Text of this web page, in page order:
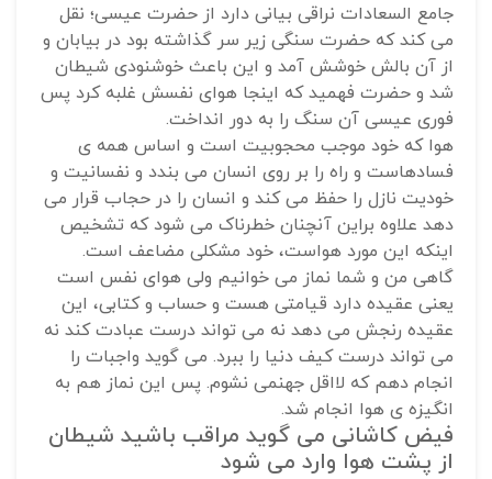
جامع السعادات نراقی بیانی دارد از حضرت عیسی؛ نقل
می کند که حضرت سنگی زیر سر گذاشته بود در بیابان و
از آن بالش خوشش آمد و این باعث خوشنودی شیطان
شد و حضرت فهمید که اینجا هوای نفسش غلبه کرد پس
فوری عیسی آن سنگ را به دور انداخت.
هوا که خود موجب محجوبیت است و اساس همه ی
فسادهاست و راه را بر روی انسان می بندد و نفسانیت و
خودیت نازل را حفظ می کند و انسان را در حجاب قرار می
دهد علاوه براین آنچنان خطرناک می شود که تشخیص
اینکه این مورد هواست، خود مشکلی مضاعف است.
گاهی من و شما نماز می خوانیم ولی هوای نفس است
یعنی عقیده دارد قیامتی هست و حساب و کتابی، این
عقیده رنجش می دهد نه می تواند درست عبادت کند نه
می تواند درست کیف دنیا را ببرد. می گوید واجبات را
انجام دهم که لااقل جهنمی نشوم. پس این نماز هم به
انگیزه ی هوا انجام شد.
فیض کاشانی می گوید مراقب باشید شیطان
از پشت هوا وارد می شود